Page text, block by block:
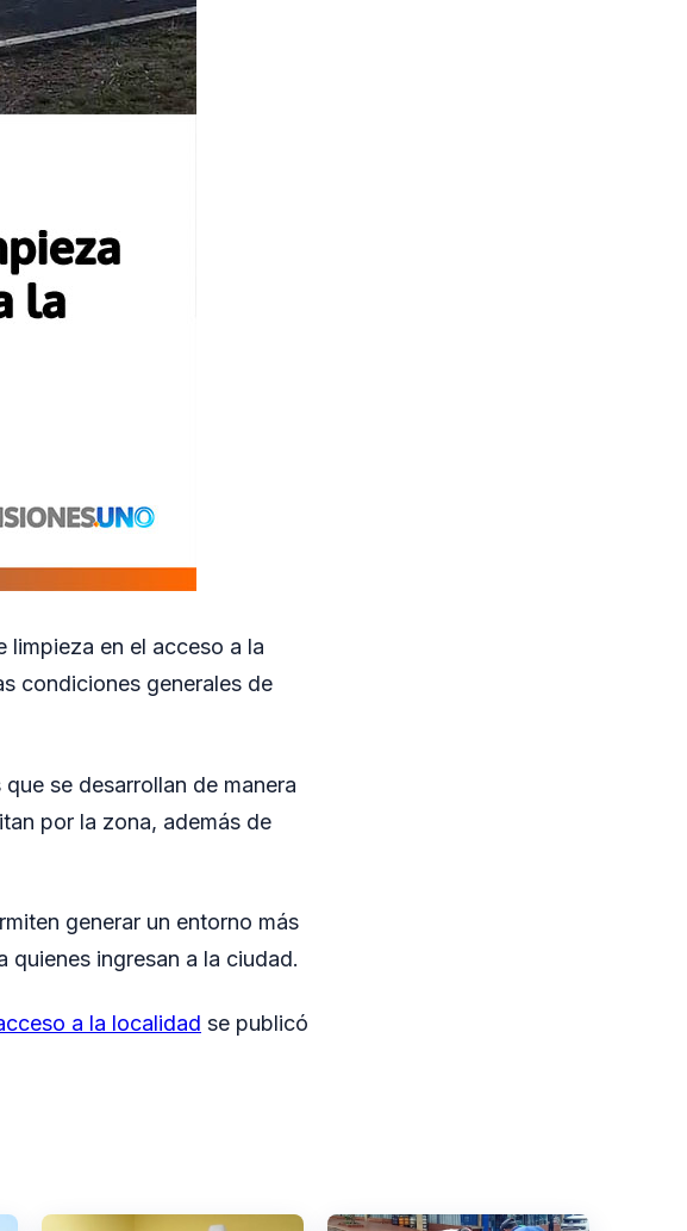
limpieza en el acceso a la
condiciones generales de
se desarrollan de manera
por la zona, además de
generar un entorno más
ingresan a la ciudad.
a la localidad se publicó